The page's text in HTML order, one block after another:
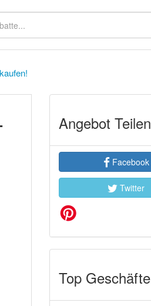
Angebot Teilen
Facebook
Twitter
Top Geschäfte